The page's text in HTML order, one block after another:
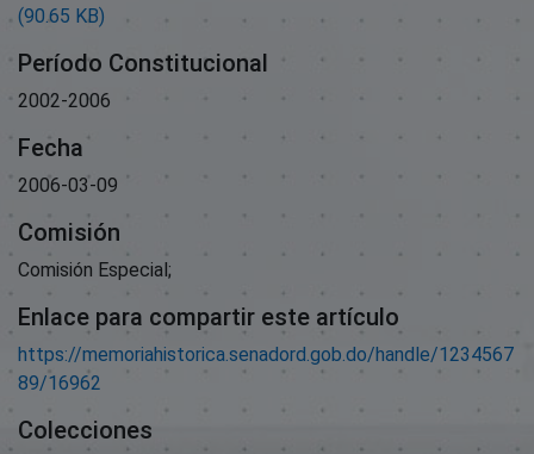
(90.65 KB)
Período Constitucional
2002-2006
Fecha
2006-03-09
Comisión
Comisión Especial;
Enlace para compartir este artículo
https://memoriahistorica.senadord.gob.do/handle/1234567
89/16962
Colecciones